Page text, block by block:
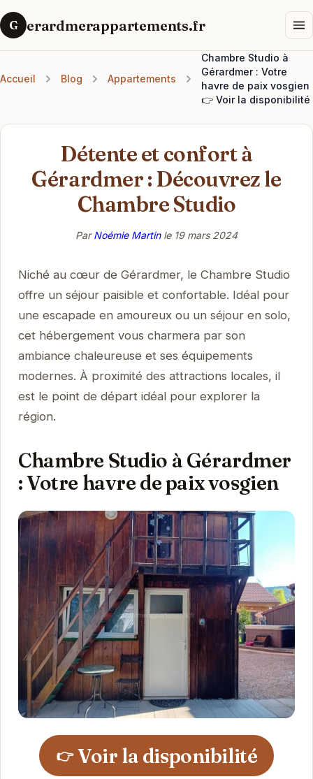
G erardmerappartements.fr
Accueil Blog Appartements
Chambre Studio à
Gérardmer : Votre
havre de paix vosgien
👉 Voir la disponibilité
Détente et confort à
Gérardmer : Découvrez le
Chambre Studio
ParNoémie Martinle 19 mars 2024
Niché au cœur de Gérardmer, le Chambre Studio
offre un séjour paisible et confortable. Idéal pour
une escapade en amoureux ou un séjour en solo,
cet hébergement vous charmera par son
ambiance chaleureuse et ses équipements
modernes. À proximité des attractions locales, il
est le point de départ idéal pour explorer la
région.
Chambre Studio à Gérardmer
: Votre havre de paix vosgien
👉 Voir la disponibilité